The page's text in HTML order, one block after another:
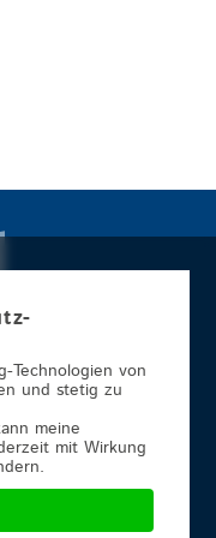
Technologien von
und stetig zu
meine
mit Wirkung